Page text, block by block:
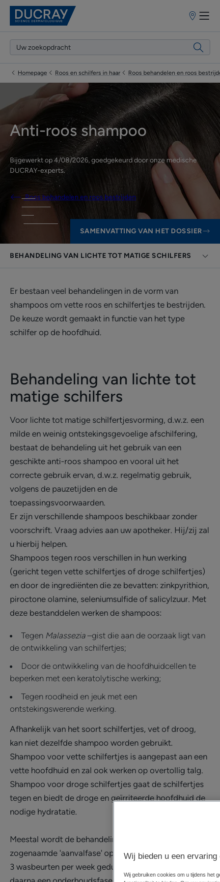
Homepage Roos en schilfers in haar Roos behandelen en roos
Anti-roos shampoo
Bijgewerkt op4/08/2026, goedgekeurd dooronze medische
DUCRAY-experts.
Roos behandelen en roos bestrijden
SAMENVATTING VAN HET DOSSIER
BEHANDELING VAN LICHTE TOT MATIGE SCHILFERS
Er bestaan veel behandelingen in de vorm van
shampoos om vette roos en schilfertjes te bestrijden.
De keuze wordt gemaakt in functie van het type
schilfer op de hoofdhuid.
Behandeling van lichte tot
matige schilfers
Voor lichte tot matige schilfertjesvorming, d.w.z. een
milde en weinig ontstekingsgevoelige afschilfering,
bestaat de behandeling uit het gebruik van een
geschikte anti-roos shampoo en vooral uit het
correcte gebruik ervan, d.w.z. regelmatig gebruik,
volgens de pauzetijden en de
toepassingsvoorwaarden.
Er zijn verschillende shampoos beschikbaar zonder
voorschrift. Vraag advies aan uw apotheker. Hij/zij zal
u hierbij helpen.
Shampoos tegen roos verschillen in hun werking
(gericht tegen vette schilfertjes of droge schilfertjes)
en door de ingrediënten die ze bevatten: zinkpyrithion,
piroctone olamine, seleniumsulfide of salicylzuur. Met
deze bestanddelen werken de shampoos:
Tegen Malassezia –gist die aan de oorzaak ligt van
de ontwikkeling van schilfertjes;
Door de ontwikkeling van de hoofdhuidcellen te
beperken met een keratolytische werking;
Tegen roodheid en jeuk met een
ontstekingswerende werking.
Afhankelijk van het soort schilfertjes, vet of droog,
kan niet dezelfde shampoo worden gebruikt.
Shampoo voor vette schilfertjes is aangepast aan een
vette hoofdhuid en zal ook werken op overtollig talg.
Shampoo voor droge schilfertjes gaat de schilfertjes
tegen en biedt de droge en geïrriteerde hoofdhuid de
nodige hydratatie.
Meestal wordt de behandeling gestart met een
zogenaamde 'aanvalfase' op de schilferlaag, met 2 tot
3 wasbeurten per week gedurende 2 tot 4 weken, en
Wij bieden u een
Wij gebruiken cookies om u tijdens het